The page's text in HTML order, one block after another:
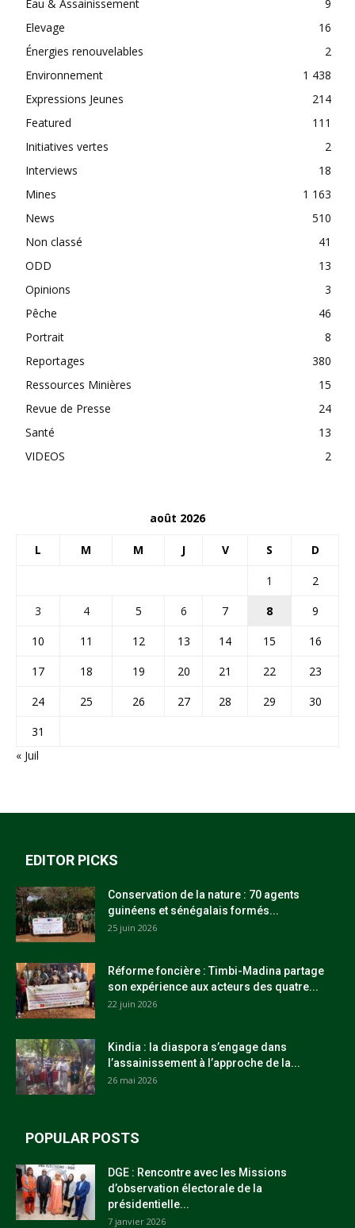
Eau & Assainissement
9
Elevage
16
Énergies renouvelables
2
Environnement
1 438
Expressions Jeunes
214
Featured
111
Initiatives vertes
2
Interviews
18
Mines
1 163
News
510
Non classé
41
ODD
13
Opinions
3
Pêche
46
Portrait
8
Reportages
380
Ressources Minières
15
Revue de Presse
24
Santé
13
VIDEOS
2
août 2026
L M M J V S D
1
2
3
4 5 6 7 8
9
10
11 12 13 14 15
16
17
18 19 20 21 22
23
24
25 26 27 28 29
30
31
« Juil
EDITOR PICKS
Conservation de la nature : 70 agents
guinéens et sénégalais formés...
25 juin 2026
Réforme foncière : Timbi-Madina partage
son expérience aux acteurs des quatre...
22 juin 2026
Kindia : la diaspora s’engage dans
l’assainissement à l’approche de la...
26 mai 2026
POPULAR POSTS
DGE : Rencontre avec les Missions
d’observation électorale de la
présidentielle...
7 janvier 2026